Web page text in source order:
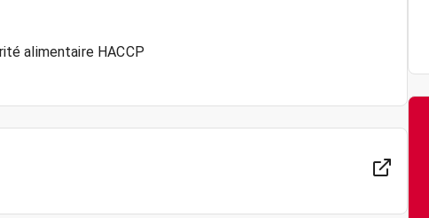
alimentaire HACCP